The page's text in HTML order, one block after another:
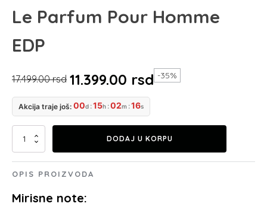
Le Parfum Pour Homme
EDP
17.499.00rsd
Originalna
cena
je
bila:
17.499.00 rsd.
11.399.00 rsd
Trenutna
cena
je:
11.399.00 rsd.
-35%
Akcija traje još: 00d :15h :02m :15s
Jean
Pour
DODAJ U KORPU
OPIS PROIZVODA
Mirisne note: